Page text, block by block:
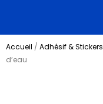
Accueil / Adhésif & Stickers
d’eau